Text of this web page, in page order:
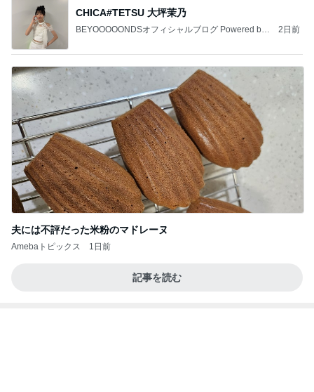
CHICA#TETSU 大坪茉乃
BEYOOOOONDSオフィシャルブログ Powered by
2日前
夫には不評だった米粉のマドレーヌ
Amebaトピックス 1日前
記事を読む